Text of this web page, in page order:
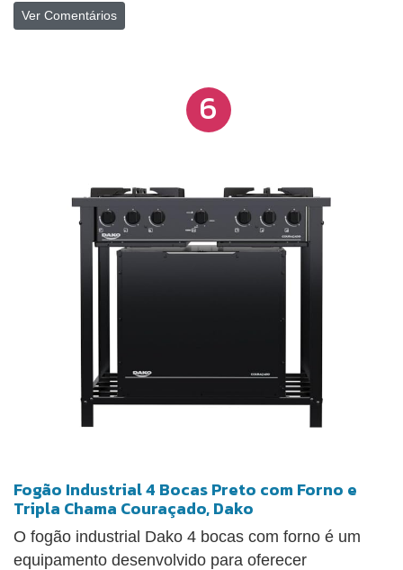
melhorar o funcionamento. Dispõe de dois
com chama dupla, proporcionando versatilidade no
preparo de diferentes alimentos. O forno integrado
amplia as possibilidades de uso, tornando o
Ver Comentários
6
Fogão Industrial 4 Bocas Preto com Forno e
Tripla Chama Couraçado, Dako
O fogão industrial Dako 4 bocas com forno é um
equipamento desenvolvido para oferecer